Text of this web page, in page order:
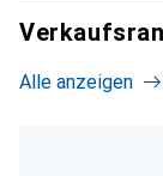
Alle anzeigen